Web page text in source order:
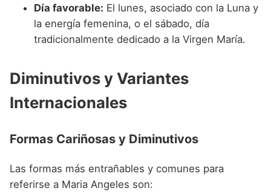
Día favorable: El lunes, asociado con la Luna y
la energía femenina, o el sábado, día
tradicionalmente dedicado a la Virgen María.
Diminutivos y Variantes
Internacionales
Formas Cariñosas y Diminutivos
Las formas más entrañables y comunes para
referirse a Maria Angeles son: